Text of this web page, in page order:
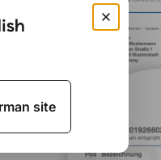
site